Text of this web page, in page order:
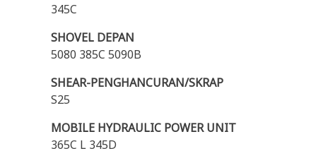
345C
SHOVEL DEPAN
5080 385C 5090B
SHEAR-PENGHANCURAN/SKRAP
S25
MOBILE HYDRAULIC POWER UNIT
365C L 345D